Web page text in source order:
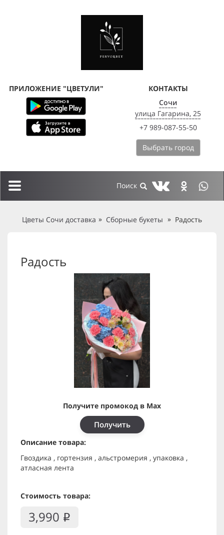
ПРИЛОЖЕНИЕ "ЦВЕТУЛИ"
КОНТАКТЫ
Сочи
улица Гагарина, 25
+7 989-087-55-50
Выбрать город
Toggle
Цветы Сочи доставка Сборные букеты Радость
Радость
Получите промокод в Max
Получить
Описание товара:
Гвоздика , гортензия , альстромерия , упаковка ,
атласная лента
Стоимость товара:
3,990 i